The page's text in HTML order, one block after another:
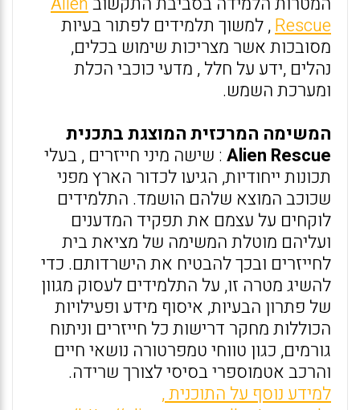
Rescue, למשוך תלמידים לפתור בעיות
מסובכות אשר מצריכות שימוש בכלים,
נהלים ,ידע על חלל , מדעי כוכבי הכלת
ומערכת השמש.
המשימה המרכזית המוצגת בתכנית
Alien Rescue : שישה מיני חייזרים , בעלי
תכונות ייחודיות, הגיעו לכדור הארץ מפני
שכוכב המוצא שלהם הושמד. התלמידים
לוקחים על עצמם את תפקיד המדענים
ועליהם מוטלת המשימה של מציאת בית
לחייזרים ובכך להבטיח את הישרדותם. כדי
להשיג מטרה זו, על התלמידים לעסוק מגוון
של פתרון הבעיות, איסוף מידע ופעילויות
הכוללות מחקר דרישות כל חייזרים וניתוח
גורמים, כגון טווחי טמפרטורה נושאי חיים
והרכב אטמוספרי בסיסי לצורך שרידה.
למידע נוסף על התוכנית ,